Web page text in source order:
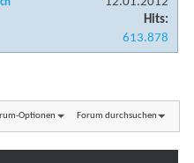
Hits:
613.878
Optionen Forum durchsuchen